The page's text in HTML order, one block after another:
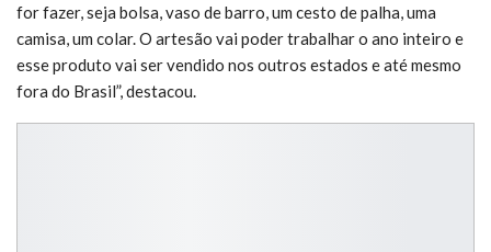
for fazer, seja bolsa, vaso de barro, um cesto de palha, uma
camisa, um colar. O artesão vai poder trabalhar o ano inteiro e
esse produto vai ser vendido nos outros estados e até mesmo
fora do Brasil”, destacou.